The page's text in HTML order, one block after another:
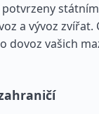
a vývoz zvířat.
dovoz vašich